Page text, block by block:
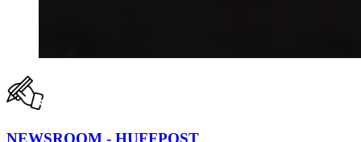
NEWSROOM - HUFFPOST